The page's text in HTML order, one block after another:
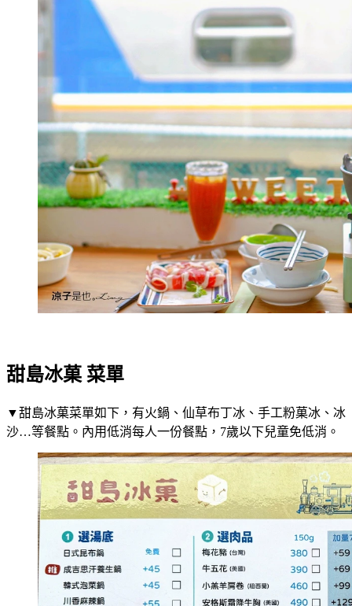
甜島冰菓 菜單
▼甜島冰菓菜單如下，有火鍋、仙草布丁冰、手工粉菓冰、冰
沙…等餐點。內用低消每人一份餐點，7歲以下兒童免低消。